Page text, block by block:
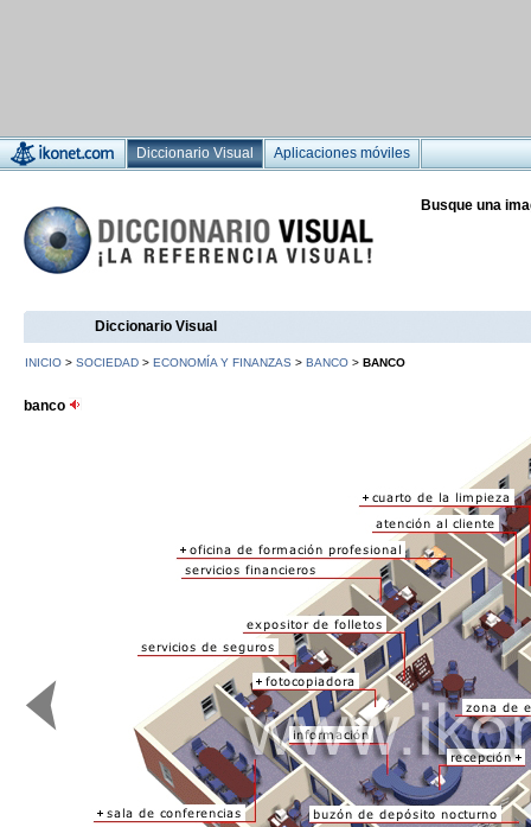
Diccionario Visual Aplicaciones móviles
Busque una
Diccionario Visual
INICIO > SOCIEDAD > ECONOMÍA Y FINANZAS > BANCO > BANCO
banco